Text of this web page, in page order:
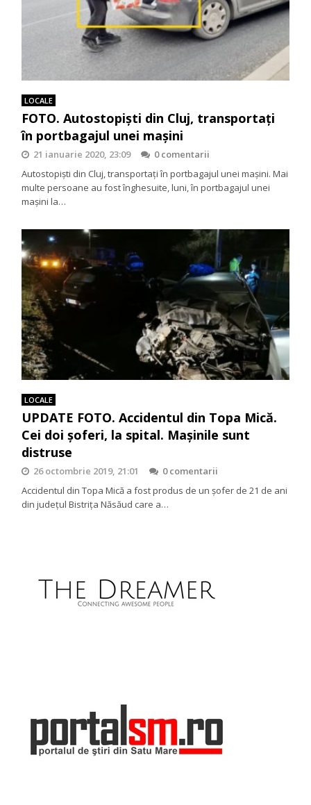
LOCALE
FOTO. Autostopiști din Cluj, transportați
în portbagajul unei mașini
21 ianuarie 2020, 23:09
0 comentarii
Autostopiști din Cluj, transportați în portbagajul unei mașini. Mai
multe persoane au fost înghesuite, luni, în portbagajul unei
mașini la…
LOCALE
UPDATE FOTO. Accidentul din Topa Mică.
Cei doi şoferi, la spital. Maşinile sunt
distruse
26 octombrie 2019, 21:01
0 comentarii
Accidentul din Topa Mică a fost produs de un şofer de 21 de ani
din judeţul Bistriţa Năsăud care a…